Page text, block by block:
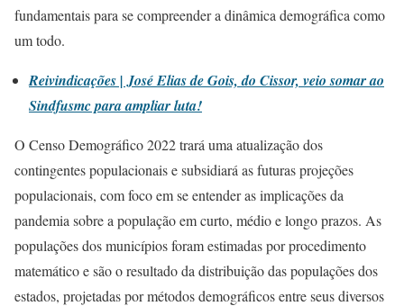
fundamentais para se compreender a dinâmica demográfica como
um todo.
Reivindicações | José Elias de Gois, do Cissor, veio somar ao
Sindfusmc para ampliar luta!
O Censo Demográfico 2022 trará uma atualização dos
contingentes populacionais e subsidiará as futuras projeções
populacionais, com foco em se entender as implicações da
pandemia sobre a população em curto, médio e longo prazos. As
populações dos municípios foram estimadas por procedimento
matemático e são o resultado da distribuição das populações dos
estados, projetadas por métodos demográficos entre seus diversos